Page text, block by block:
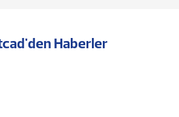
Haberler